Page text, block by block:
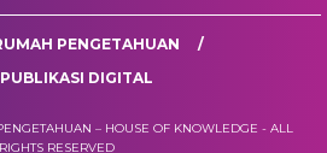
PENGETAHUAN
DIGITAL
– HOUSE OF KNOWLEDGE - ALL
RIGHTS RESERVED